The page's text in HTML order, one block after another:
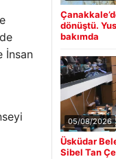
İnsan
dönüştü.
bakımda
05/08/2026
Üsküdar
Sibel Tan